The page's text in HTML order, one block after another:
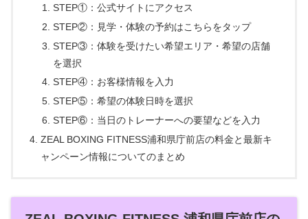
STEP①：公式サイトにアクセス
STEP②：見学・体験の予約はこちらをタップ
STEP③：体験を受けたい希望エリア・希望の店舗
を選択
STEP④：お客様情報を入力
STEP⑤：希望の体験日時を選択
STEP⑥：当日のトレーナーへの要望などを入力
ZEAL BOXING FITNESS浦和県庁前店の料金と最新キ
ャンペーン情報についてのまとめ